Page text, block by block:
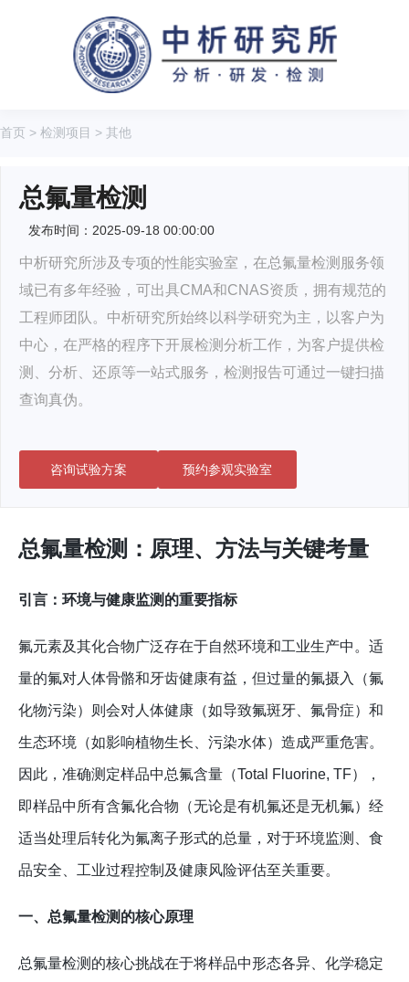
首页 > 检测项目 > 其他
总氟量检测
发布时间：2025-09-18 00:00:00
中析研究所涉及专项的性能实验室，在总氟量检测服务领
域已有多年经验，可出具CMA和CNAS资质，拥有规范的
工程师团队。中析研究所始终以科学研究为主，以客户为
中心，在严格的程序下开展检测分析工作，为客户提供检
测、分析、还原等一站式服务，检测报告可通过一键扫描
查询真伪。
咨询试验方案 预约参观实验室
总氟量检测：原理、方法与关键考量
引言：环境与健康监测的重要指标
氟元素及其化合物广泛存在于自然环境和工业生产中。适
量的氟对人体骨骼和牙齿健康有益，但过量的氟摄入（氟
化物污染）则会对人体健康（如导致氟斑牙、氟骨症）和
生态环境（如影响植物生长、污染水体）造成严重危害。
因此，准确测定样品中总氟含量（Total Fluorine, TF），
即样品中所有含氟化合物（无论是有机氟还是无机氟）经
适当处理后转化为氟离子形式的总量，对于环境监测、食
品安全、工业过程控制及健康风险评估至关重要。
一、总氟量检测的核心原理
总氟量检测的核心挑战在于将样品中形态各异、化学稳定